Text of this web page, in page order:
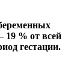
19 % от всей
гестации.